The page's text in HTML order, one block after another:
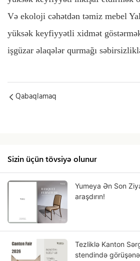
Və ekoloji cəhətdən təmiz mebel
yüksək keyfiyyətli xidmət
işgüzar əlaqələr qurmağı
Qabaqlamaq
Sizin üçün tövsiyə olunur
Yumeya Ən Son
araşdırın!
Tezliklə Kanton
stendində